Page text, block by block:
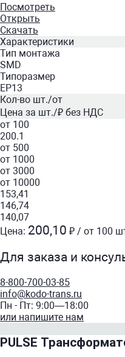
Посмотреть
Открыть
Скачать
Характеристики
Тип монтажа
SMD
Типоразмер
EP13
Кол-во шт./от
Цена за шт./₽ без НДС
от 100
200.1
от 500
от 1000
от 3000
от 10000
153,41
146,74
140,07
Цена: 200,10 ₽ / от 100
Для заказа и
8-800-700-03-85
info@kodo-trans.ru
Пн - Пт: 9:00—18:00
или напишите нам
PULSE